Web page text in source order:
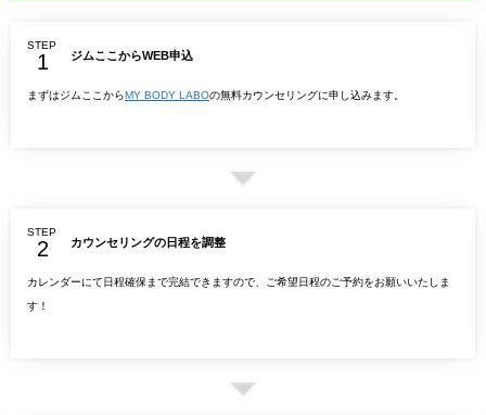
STEP
ジムここからWEB申込
まずはジムここからMY BODY LABOの無料カウンセリングに申し込みます。
STEP
カウンセリングの日程を調整
カレンダーにて日程確保まで完結できますので、ご希望日程のご予約をお願いいたしま
す！